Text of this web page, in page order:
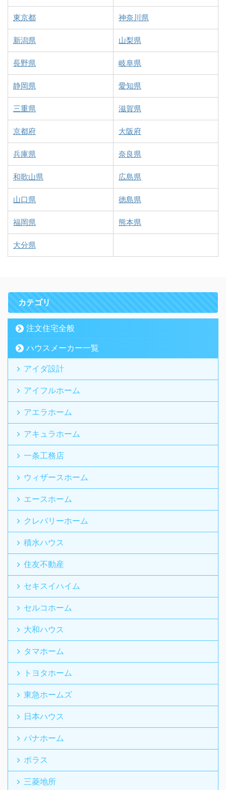
東京都 神奈川県
新潟県 山梨県
長野県 岐阜県
静岡県 愛知県
三重県 滋賀県
京都府 大阪府
兵庫県 奈良県
和歌山県 広島県
山口県 徳島県
福岡県 熊本県
大分県
カテゴリ
注文住宅全般
ハウスメーカー一覧
アイダ設計
アイフルホーム
アエラホーム
アキュラホーム
一条工務店
ウィザースホーム
エースホーム
クレバリーホーム
積水ハウス
住友不動産
セキスイハイム
セルコホーム
大和ハウス
タマホーム
トヨタホーム
東急ホームズ
日本ハウス
パナホーム
ポラス
三菱地所